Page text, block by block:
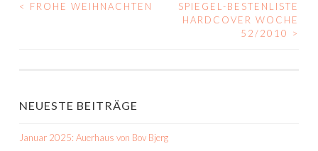
BEITRAGS-
< FROHE WEIHNACHTEN
SPIEGEL-BESTENLISTE
HARDCOVER WOCHE
52/2010
>
NEUESTE BEITRÄGE
Januar 2025: Auerhaus von Bov Bjerg